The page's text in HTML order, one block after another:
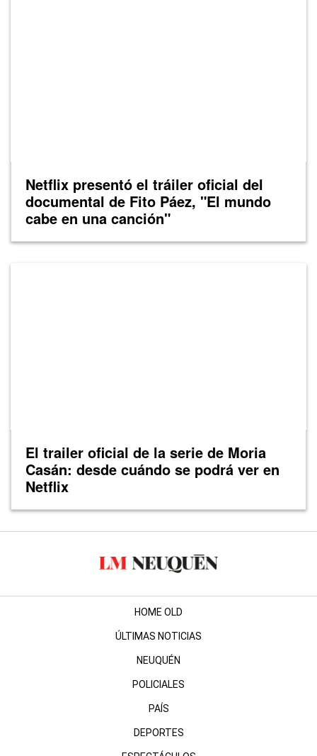
Netflix presentó el tráiler oficial del
documental de Fito Páez, "El mundo
cabe en una canción"
El trailer oficial de la serie de Moria
Casán: desde cuándo se podrá ver en
Netflix
HOME OLD
ÚLTIMAS NOTICIAS
NEUQUÉN
POLICIALES
PAÍS
DEPORTES